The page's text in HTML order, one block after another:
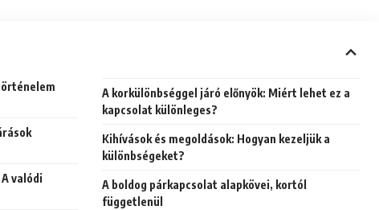
valódi
A korkülönbséggel járó előnyök: Miért lehet ez a
kapcsolat különleges?
Kihívások és megoldások: Hogyan kezeljük a
különbségeket?
A boldog párkapcsolat alapkövei, kortól
függetlenül